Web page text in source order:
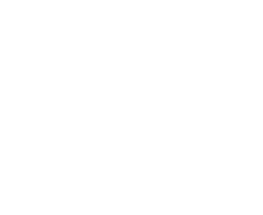
うな治療の選択肢があるのでしょう。